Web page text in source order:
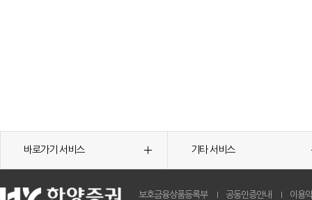
바로가기 서비스 기타 서비스
보호금융상품등록부 공동인증안내 이용